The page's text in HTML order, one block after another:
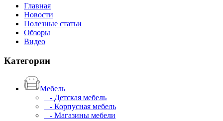
Главная
Новости
Полезные статьи
Обзоры
Видео
Категории
Мебель
- Детская мебель
- Корпусная мебель
- Магазины мебели